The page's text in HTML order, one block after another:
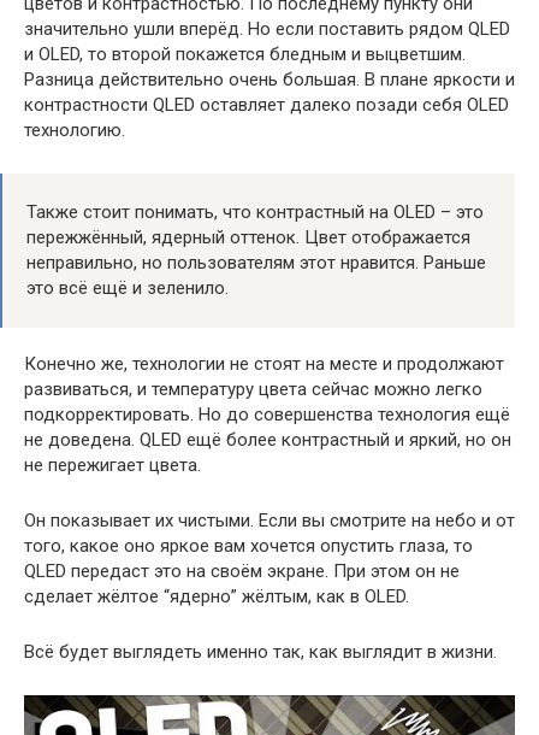
значительно ушли вперёд. Но если поставить рядом QLED
и OLED, то второй покажется бледным и выцветшим.
Разница действительно очень большая. В плане яркости и
контрастности QLED оставляет далеко позади себя OLED
технологию.
Также стоит понимать, что контрастный на OLED – это
пережжённый, ядерный оттенок. Цвет отображается
неправильно, но пользователям этот нравится. Раньше
это всё ещё и зеленило.
Конечно же, технологии не стоят на месте и продолжают
развиваться, и температуру цвета сейчас можно легко
подкорректировать. Но до совершенства технология ещё
не доведена. QLED ещё более контрастный и яркий, но он
не пережигает цвета.
Он показывает их чистыми. Если вы смотрите на небо и от
того, какое оно яркое вам хочется опустить глаза, то
QLED передаст это на своём экране. При этом он не
сделает жёлтое “ядерно” жёлтым, как в OLED.
Всё будет выглядеть именно так, как выглядит в жизни.